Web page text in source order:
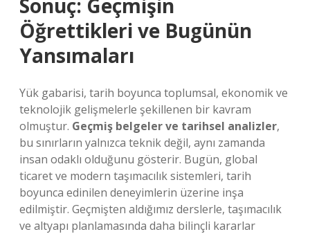
Sonuç: Geçmişin
Öğrettikleri ve Bugünün
Yansımaları
Yük gabarisi, tarih boyunca toplumsal, ekonomik ve
teknolojik gelişmelerle şekillenen bir kavram
olmuştur. Geçmiş belgeler ve tarihsel analizler,
bu sınırların yalnızca teknik değil, aynı zamanda
insan odaklı olduğunu gösterir. Bugün, global
ticaret ve modern taşımacılık sistemleri, tarih
boyunca edinilen deneyimlerin üzerine inşa
edilmiştir. Geçmişten aldığımız derslerle, taşımacılık
ve altyapı planlamasında daha bilinçli kararlar